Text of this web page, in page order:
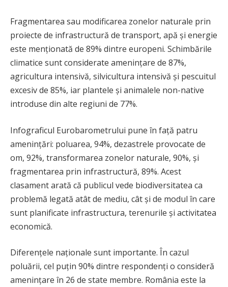
Fragmentarea sau modificarea zonelor naturale prin
proiecte de infrastructură de transport, apă și energie
este menționată de 89% dintre europeni. Schimbările
climatice sunt considerate amenințare de 87%,
agricultura intensivă, silvicultura intensivă și pescuitul
excesiv de 85%, iar plantele și animalele non-native
introduse din alte regiuni de 77%.
Infograficul Eurobarometrului pune în față patru
amenințări: poluarea, 94%, dezastrele provocate de
om, 92%, transformarea zonelor naturale, 90%, și
fragmentarea prin infrastructură, 89%. Acest
clasament arată că publicul vede biodiversitatea ca
problemă legată atât de mediu, cât și de modul în care
sunt planificate infrastructura, terenurile și activitatea
economică.
Diferențele naționale sunt importante. În cazul
poluării, cel puțin 90% dintre respondenți o consideră
amenințare în 26 de state membre. România este la